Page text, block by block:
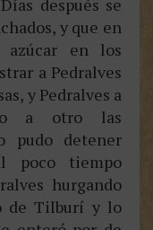
después se
y que en
azúcar en los
a Pedralves
y Pedralves a
a otro las
pudo detener
poco tiempo
hurgando
de Tilburí y lo